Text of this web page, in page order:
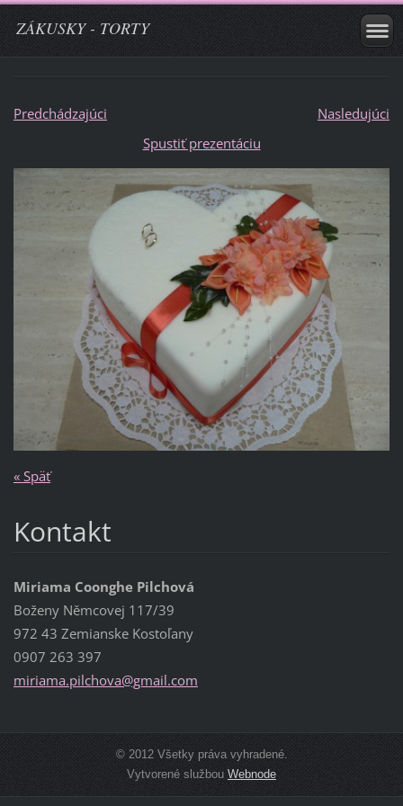
ZÁKUSKY - TORTY
Predchádzajúci
Nasledujúci
Spustiť prezentáciu
« Späť
Kontakt
Miriama Coonghe Pilchová
Boženy Němcovej 117/39
972 43 Zemianske Kostoľany
0907 263 397
miriama.pilchova@gmail.com
© 2012 Všetky práva vyhradené.
Vytvorené službouWebnode